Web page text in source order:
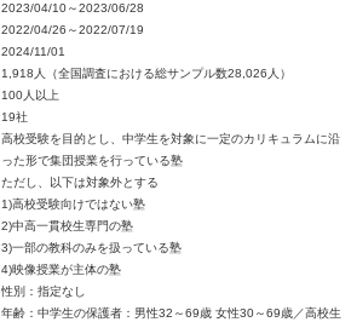
2023/04/10～2023/06/28
2022/04/26～2022/07/19
2024/11/01
1,918人（全国調査における総サンプル数28,026人）
100人以上
19社
高校受験を目的とし、中学生を対象に一定のカリキュラムに沿
った形で集団授業を行っている塾
ただし、以下は対象外とする
1)高校受験向けではない塾
2)中高一貫校生専門の塾
3)一部の教科のみを扱っている塾
4)映像授業が主体の塾
性別：指定なし
年齢：中学生の保護者：男性32～69歳 女性30～69歳／高校生